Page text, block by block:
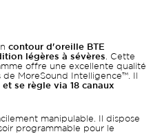
contour d'oreille BTE
légères à sévères . Cette
offre une excellente qualité
MoreSound Intelligence™. Il
se règle via 18 canaux
manipulable. Il dispose
programmable pour le